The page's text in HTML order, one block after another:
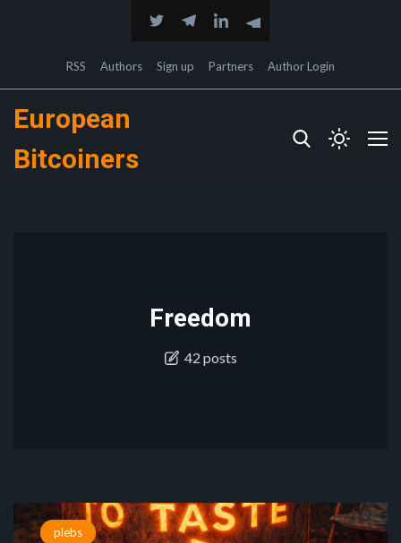
RSS Authors Sign up Partners Author Login
European
Bitcoiners
Freedom
42 posts
plebs